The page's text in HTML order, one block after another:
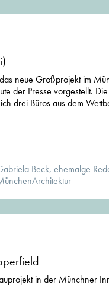
neue Großprojekt im
der Presse vorgestellt.
drei Büros aus dem
Beck, ehemalge
in der Münchner